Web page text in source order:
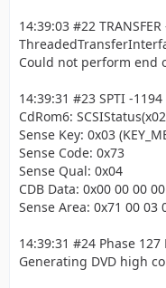
14:39:03 #22
Could not perform end
14:39:31 #23 SPTI -
CdRom6:
Sense Key: 0x03
Sense Code: 0x73
Sense Qual: 0x04
CDB Data: 0x00 00 00
Sense Area: 0x71 00 03
14:39:31 #24 Phase
Generating DVD high